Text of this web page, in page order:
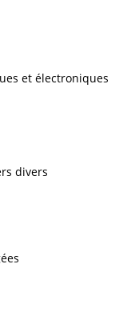
et électroniques
divers